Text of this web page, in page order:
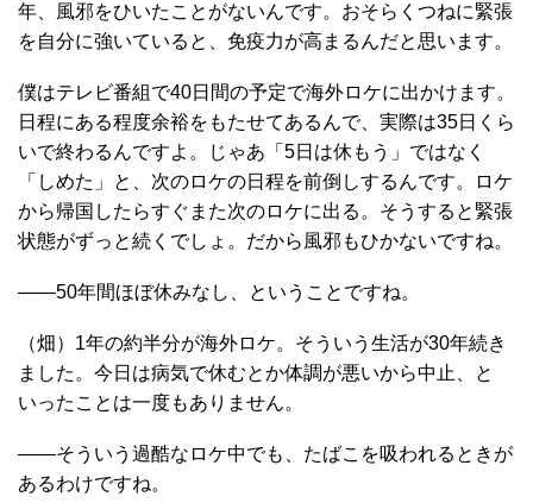
年、風邪をひいたことがないんです。おそらくつねに緊張
を自分に強いていると、免疫力が高まるんだと思います。
僕はテレビ番組で40日間の予定で海外ロケに出かけます。
日程にある程度余裕をもたせてあるんで、実際は35日くら
いで終わるんですよ。じゃあ「5日は休もう」ではなく
「しめた」と、次のロケの日程を前倒しするんです。ロケ
から帰国したらすぐまた次のロケに出る。そうすると緊張
状態がずっと続くでしょ。だから風邪もひかないですね。
――50年間ほぼ休みなし、ということですね。
（畑）1年の約半分が海外ロケ。そういう生活が30年続き
ました。今日は病気で休むとか体調が悪いから中止、と
いったことは一度もありません。
――そういう過酷なロケ中でも、たばこを吸われるときが
あるわけですね。